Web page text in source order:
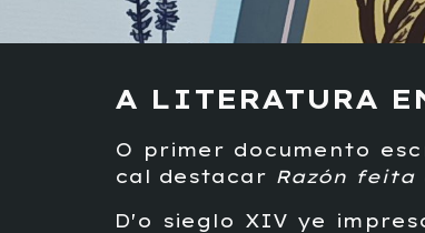
A LITERATURA
O primer documento
cal destacar Razón feita
D'o sieglo XIV ye